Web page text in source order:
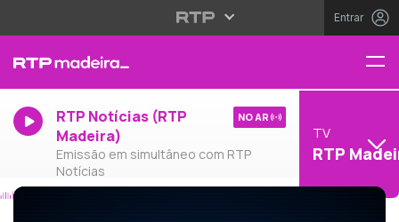
Entrar
RTP Notícias (RTP
Madeira)
Emissão em simultâneo com RTP
Notícias
NO AR
TV
RTP